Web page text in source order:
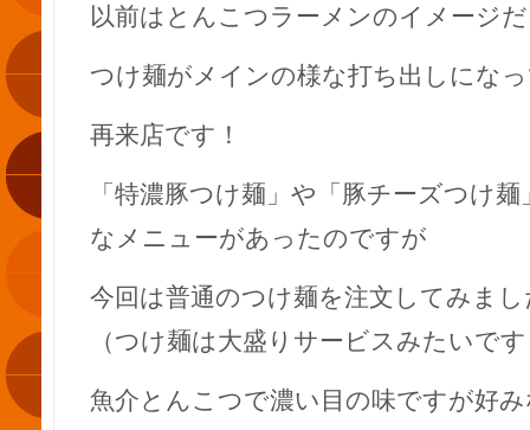
以前はとんこつラーメンのイメージ
つけ麺がメインの様な打ち出しにな
再来店です！
「特濃豚つけ麺」や「豚チーズつけ
なメニューがあったのですが
今回は普通のつけ麺を注文してみまし
（つけ麺は大盛りサービスみたいで
魚介とんこつで濃い目の味ですが好